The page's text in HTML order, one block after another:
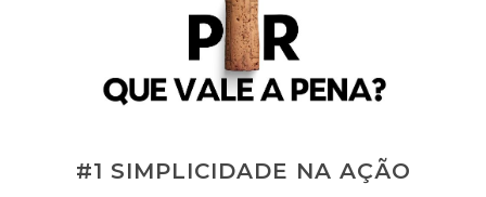
#1 SIMPLICIDADE NA AÇÃO